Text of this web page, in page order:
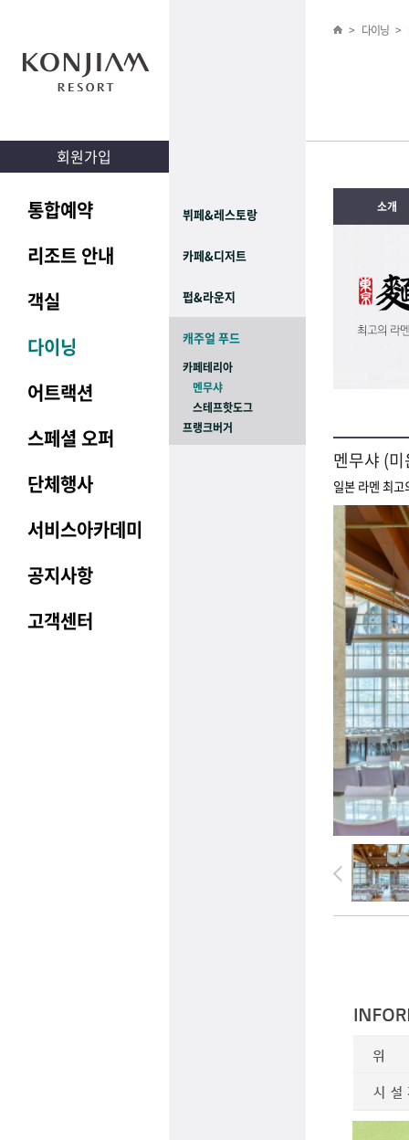
회원가입
통합예약
리조트 안내
객실
다이닝
뷔페&레스토랑
카페&디저트
펍&라운지
캐주얼 푸드
카페테리아
멘무샤
스테프핫도그
프랭크버거
어트랙션
스페셜 오퍼
단체행사
서비스아카데미
공지사항
고객센터
> 다이닝 >
소개
멘무샤 (
일본 라멘 최